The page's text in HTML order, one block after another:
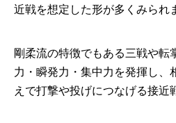
近戦を想定した形が多くみられ
剛柔流の特徴でもある三戦や転
力・瞬発力・集中力を発揮し、
えで打撃や投げにつなげる接近